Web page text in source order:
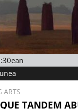
ARTS
TANDEM